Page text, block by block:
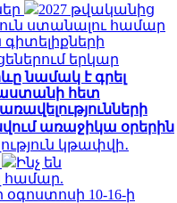
2027 թվականից
ստանալու համար
երկար
նամակ է գրել
հետ
առաջիկա օրերին
կթափվի․
Ինչ են
համար.
10-16-ի